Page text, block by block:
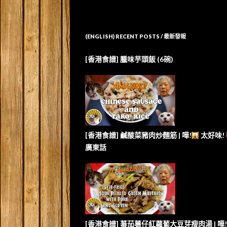
(ENGLISH) RECENT POSTS / 最新發報
[香港食譜] 臘味芋頭飯 (6碗)
[香港食譜] 鹹酸菜豬肉炒麵筋 | 嘩!
太好味!
廣東話
[香港食譜] 蕃茄薯仔紅蘿蔔大豆芽瘦肉湯 | 嘩!